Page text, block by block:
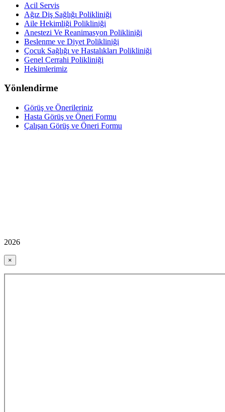
Acil Servis
Ağız Diş Sağlığı Polikliniği
Aile Hekimliği Polikliniği
Anestezi Ve Reanimasyon Polikliniği
Beslenme ve Diyet Polikliniği
Çocuk Sağlığı ve Hastalıkları Polikliniği
Genel Cerrahi Polikliniği
Hekimlerimiz
Yönlendirme
Görüş ve Önerileriniz
Hasta Görüş ve Öneri Formu
Çalışan Görüş ve Öneri Formu
2026
×